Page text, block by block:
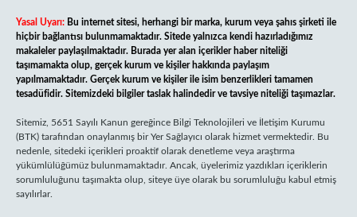
Yasal Uyarı: Bu internet sitesi, herhangi bir marka, kurum veya şahıs şirketi ile
hiçbir bağlantısı bulunmamaktadır. Sitede yalnızca kendi hazırladığımız
makaleler paylaşılmaktadır. Burada yer alan içerikler haber niteliği
taşımamakta olup, gerçek kurum ve kişiler hakkında paylaşım
yapılmamaktadır. Gerçek kurum ve kişiler ile isim benzerlikleri tamamen
tesadüfidir. Sitemizdeki bilgiler taslak halindedir ve tavsiye niteliği taşımazlar.
Sitemiz, 5651 Sayılı Kanun gereğince Bilgi Teknolojileri ve İletişim Kurumu
(BTK) tarafından onaylanmış bir Yer Sağlayıcı olarak hizmet vermektedir. Bu
nedenle, sitedeki içerikleri proaktif olarak denetleme veya araştırma
yükümlülüğümüz bulunmamaktadır. Ancak, üyelerimiz yazdıkları içeriklerin
sorumluluğunu taşımakta olup, siteye üye olarak bu sorumluluğu kabul etmiş
sayılırlar.